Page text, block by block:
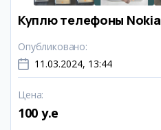
Куплю телефоны Nokia
Опубликовано:
11.03.2024, 13:44
Цена:
100 y.e